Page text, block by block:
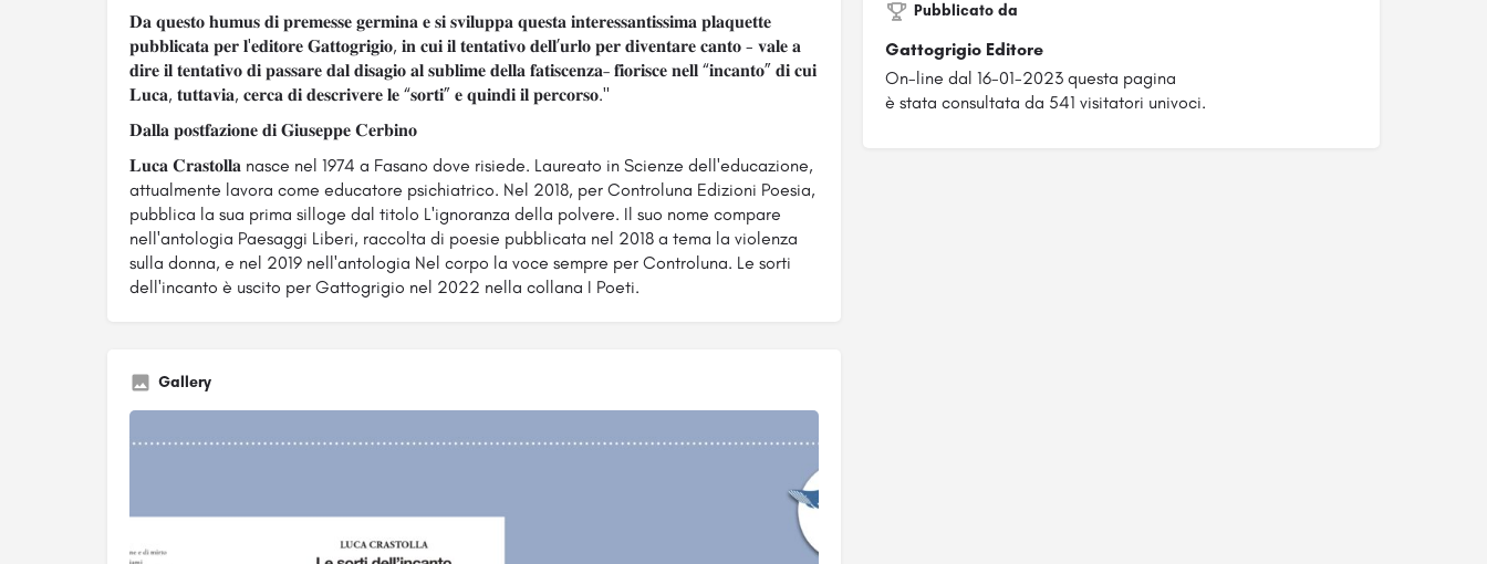
𝐃𝐚 𝐪𝐮𝐞𝐬𝐭𝐨 𝐡𝐮𝐦𝐮𝐬 𝐝𝐢 𝐩𝐫𝐞𝐦𝐞𝐬𝐬𝐞 𝐠𝐞𝐫𝐦𝐢𝐧𝐚 𝐞 𝐬𝐢 𝐬𝐯𝐢𝐥𝐮𝐩𝐩𝐚 𝐪𝐮𝐞𝐬𝐭𝐚 𝐢𝐧𝐭𝐞𝐫𝐞𝐬𝐬𝐚𝐧𝐭𝐢𝐬𝐬𝐢𝐦𝐚 𝐩𝐥𝐚𝐪𝐮𝐞𝐭𝐭𝐞
𝐩𝐮𝐛𝐛𝐥𝐢𝐜𝐚𝐭𝐚 𝐩𝐞𝐫 𝐥'𝐞𝐝𝐢𝐭𝐨𝐫𝐞 𝐆𝐚𝐭𝐭𝐨𝐠𝐫𝐢𝐠𝐢𝐨, 𝐢𝐧 𝐜𝐮𝐢 𝐢𝐥 𝐭𝐞𝐧𝐭𝐚𝐭𝐢𝐯𝐨 𝐝𝐞𝐥𝐥’𝐮𝐫𝐥𝐨 𝐩𝐞𝐫 𝐝𝐢𝐯𝐞𝐧𝐭𝐚𝐫𝐞 𝐜𝐚𝐧𝐭𝐨 - 𝐯𝐚𝐥𝐞 𝐚
𝐝𝐢𝐫𝐞 𝐢𝐥 𝐭𝐞𝐧𝐭𝐚𝐭𝐢𝐯𝐨 𝐝𝐢 𝐩𝐚𝐬𝐬𝐚𝐫𝐞 𝐝𝐚𝐥 𝐝𝐢𝐬𝐚𝐠𝐢𝐨 𝐚𝐥 𝐬𝐮𝐛𝐥𝐢𝐦𝐞 𝐝𝐞𝐥𝐥𝐚 𝐟𝐚𝐭𝐢𝐬𝐜𝐞𝐧𝐳𝐚– 𝐟𝐢𝐨𝐫𝐢𝐬𝐜𝐞 𝐧𝐞𝐥𝐥 “𝐢𝐧𝐜𝐚𝐧𝐭𝐨” 𝐝𝐢 𝐜𝐮𝐢
𝐋𝐮𝐜𝐚, 𝐭𝐮𝐭𝐭𝐚𝐯𝐢𝐚, 𝐜𝐞𝐫𝐜𝐚 𝐝𝐢 𝐝𝐞𝐬𝐜𝐫𝐢𝐯𝐞𝐫𝐞 𝐥𝐞 “𝐬𝐨𝐫𝐭𝐢” 𝐞 𝐪𝐮𝐢𝐧𝐝𝐢 𝐢𝐥 𝐩𝐞𝐫𝐜𝐨𝐫𝐬𝐨."
𝐃𝐚𝐥𝐥𝐚 𝐩𝐨𝐬𝐭𝐟𝐚𝐳𝐢𝐨𝐧𝐞 𝐝𝐢 𝐆𝐢𝐮𝐬𝐞𝐩𝐩𝐞 𝐂𝐞𝐫𝐛𝐢𝐧𝐨
𝐋𝐮𝐜𝐚 𝐂𝐫𝐚𝐬𝐭𝐨𝐥𝐥𝐚 nasce nel 1974 a Fasano dove risiede. Laureato in Scienze dell'educazione,
attualmente lavora come educatore psichiatrico. Nel 2018, per Controluna Edizioni Poesia,
pubblica la sua prima silloge dal titolo L'ignoranza della polvere. Il suo nome compare
nell'antologia Paesaggi Liberi, raccolta di poesie pubblicata nel 2018 a tema la violenza
sulla donna, e nel 2019 nell'antologia Nel corpo la voce sempre per Controluna. Le sorti
dell'incanto è uscito per Gattogrigio nel 2022 nella collana I Poeti.
Gallery
Pubblicato da
Gattogrigio Editore
On-line dal 16-01-2023 questa pagina
è stata consultata da 541 visitatori univoci.